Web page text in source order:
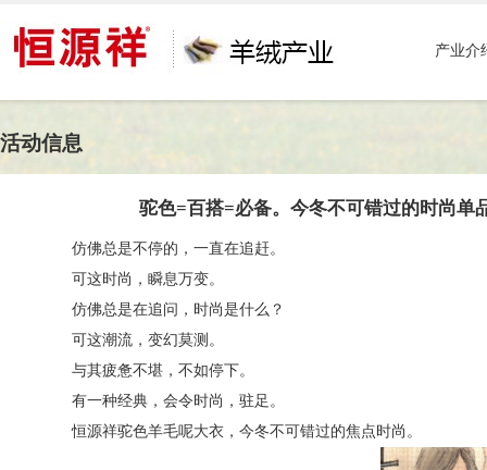
产业介
活动信息
驼色=百搭=必备。今冬不可错过的时尚单
仿佛总是不停的，一直在追赶。
可这时尚，瞬息万变。
仿佛总是在追问，时尚是什么？
可这潮流，变幻莫测。
与其疲惫不堪，不如停下。
有一种经典，会令时尚，驻足。
恒源祥驼色羊毛呢大衣，今冬不可错过的焦点时尚。